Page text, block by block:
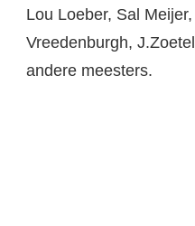
Lou Loeber, Sal
Vreedenburgh,
andere meesters.